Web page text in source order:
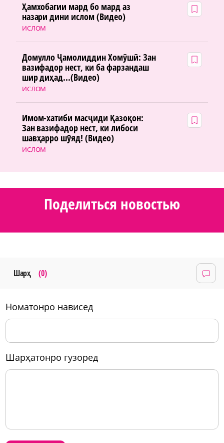
ИСЛОМ
Ҳамхобагии мард бо мард аз
назари дини ислом (Видео)
ИСЛОМ
Домулло Ҷамолиддин Хомӯшӣ: Зан
вазифадор нест, ки ба фарзандаш
шир диҳад...(Видео)
ИСЛОМ
Имом-хатиби масҷиди Қазоқон:
Зан вазифадор нест, ки либоси
шавҳарро шӯяд! (Видео)
Поделиться новостью
Шарҳ (0)
номатонро нависед
шарҳатонро гузоред